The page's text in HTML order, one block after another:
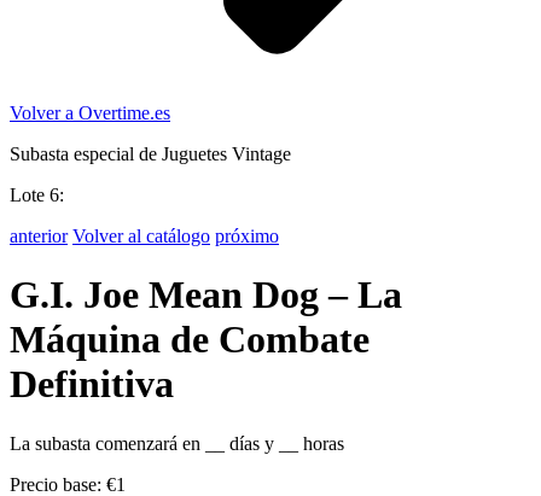
Volver a Overtime.es
Subasta especial de Juguetes Vintage
Lote 6:
anterior Volver al catálogo próximo
G.I. Joe Mean Dog – La
Máquina de Combate
Definitiva
La subasta comenzará en días y
horas
Precio base: €1